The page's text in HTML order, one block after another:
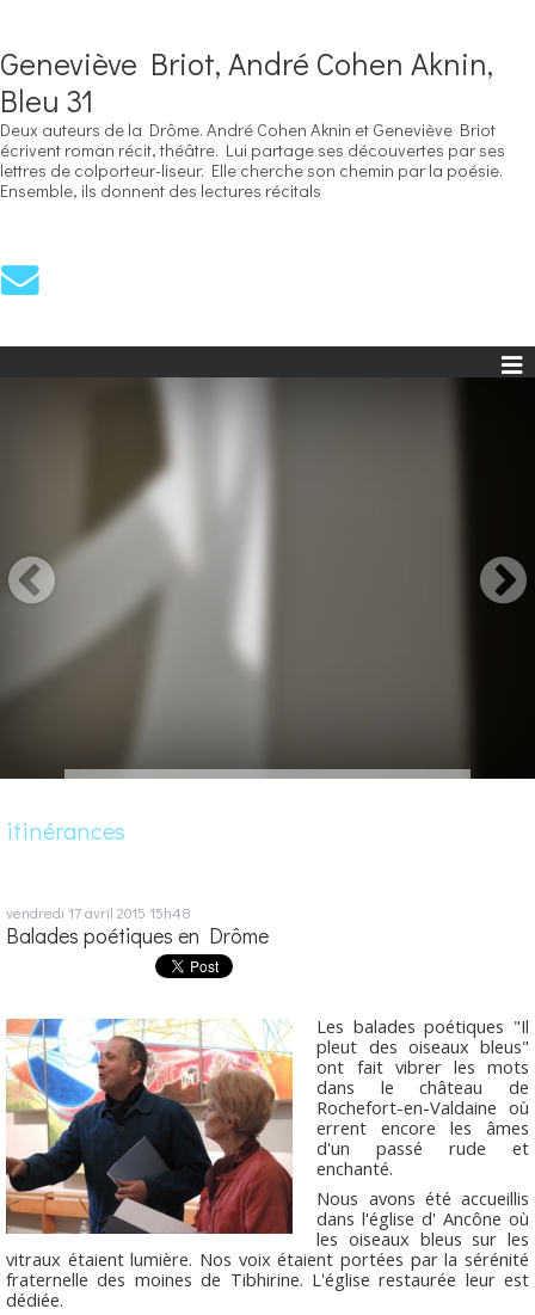
Geneviève Briot, André Cohen Aknin,
Bleu 31
Deux auteurs de la Drôme. André Cohen Aknin et Geneviève Briot
écrivent roman récit, théâtre. Lui partage ses découvertes par ses
lettres de colporteur-liseur. Elle cherche son chemin par la poésie.
Ensemble, ils donnent des lectures récitals
itinérances
vendredi 17avril 2015 15h48
Balades poétiques en Drôme
Les balades poétiques "Il
pleut des oiseaux bleus"
ont fait vibrer les mots
dans le château de
Rochefort-en-Valdaine où
errent encore les âmes
d'un passé rude et
enchanté.
Nous avons été accueillis
dans l'église d' Ancône où
les oiseaux bleus sur les
vitraux étaient lumière. Nos voix étaient portées par la sérénité
fraternelle des moines de Tibhirine. L'église restaurée leur est
dédiée.